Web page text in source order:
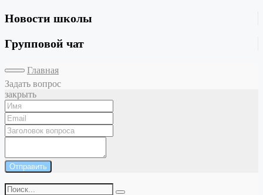
Новости школы
Групповой чат
Главная
Задать вопрос
закрыть
Отправить